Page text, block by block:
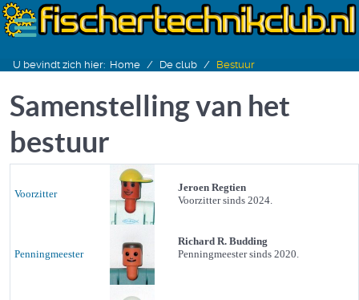
U bevindt zich hier: Home De club Bestuur
Samenstelling van het
bestuur
Voorzitter
Jeroen Regtien
Voorzitter sinds 2024.
Penningmeester
Richard R. Budding
Penningmeester sinds 2020.